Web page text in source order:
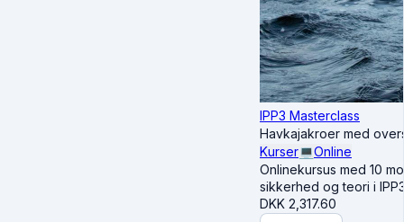
IPP3 Masterclass
Havkajakroer med
Kurser💻Online
Onlinekursus med 10
sikkerhed og teori i
DKK 2,317.60